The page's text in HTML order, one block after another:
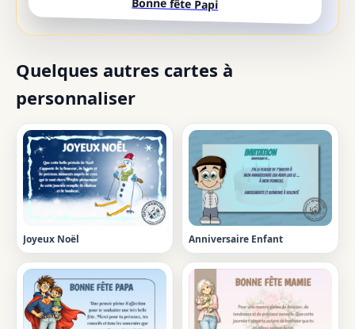
Bonne fête Papi
Quelques autres cartes à
personnaliser
Joyeux Noël Anniversaire Enfant